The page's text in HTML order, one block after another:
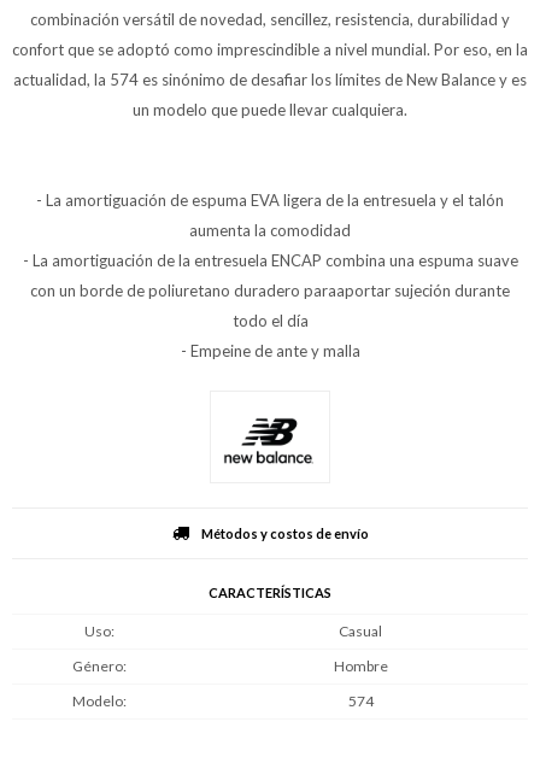
combinación versátil de novedad, sencillez, resistencia, durabilidad y
confort que se adoptó como imprescindible a nivel mundial. Por eso, en la
actualidad, la 574 es sinónimo de desafiar los límites de New Balance y es
un modelo que puede llevar cualquiera.
- La amortiguación de espuma EVA ligera de la entresuela y el talón
aumenta la comodidad
- La amortiguación de la entresuela ENCAP combina una espuma suave
con un borde de poliuretano duradero paraaportar sujeción durante
todo el día
- Empeine de ante y malla
Métodos y costos de envío
CARACTERÍSTICAS
Uso
Casual
Género
Hombre
Modelo
574